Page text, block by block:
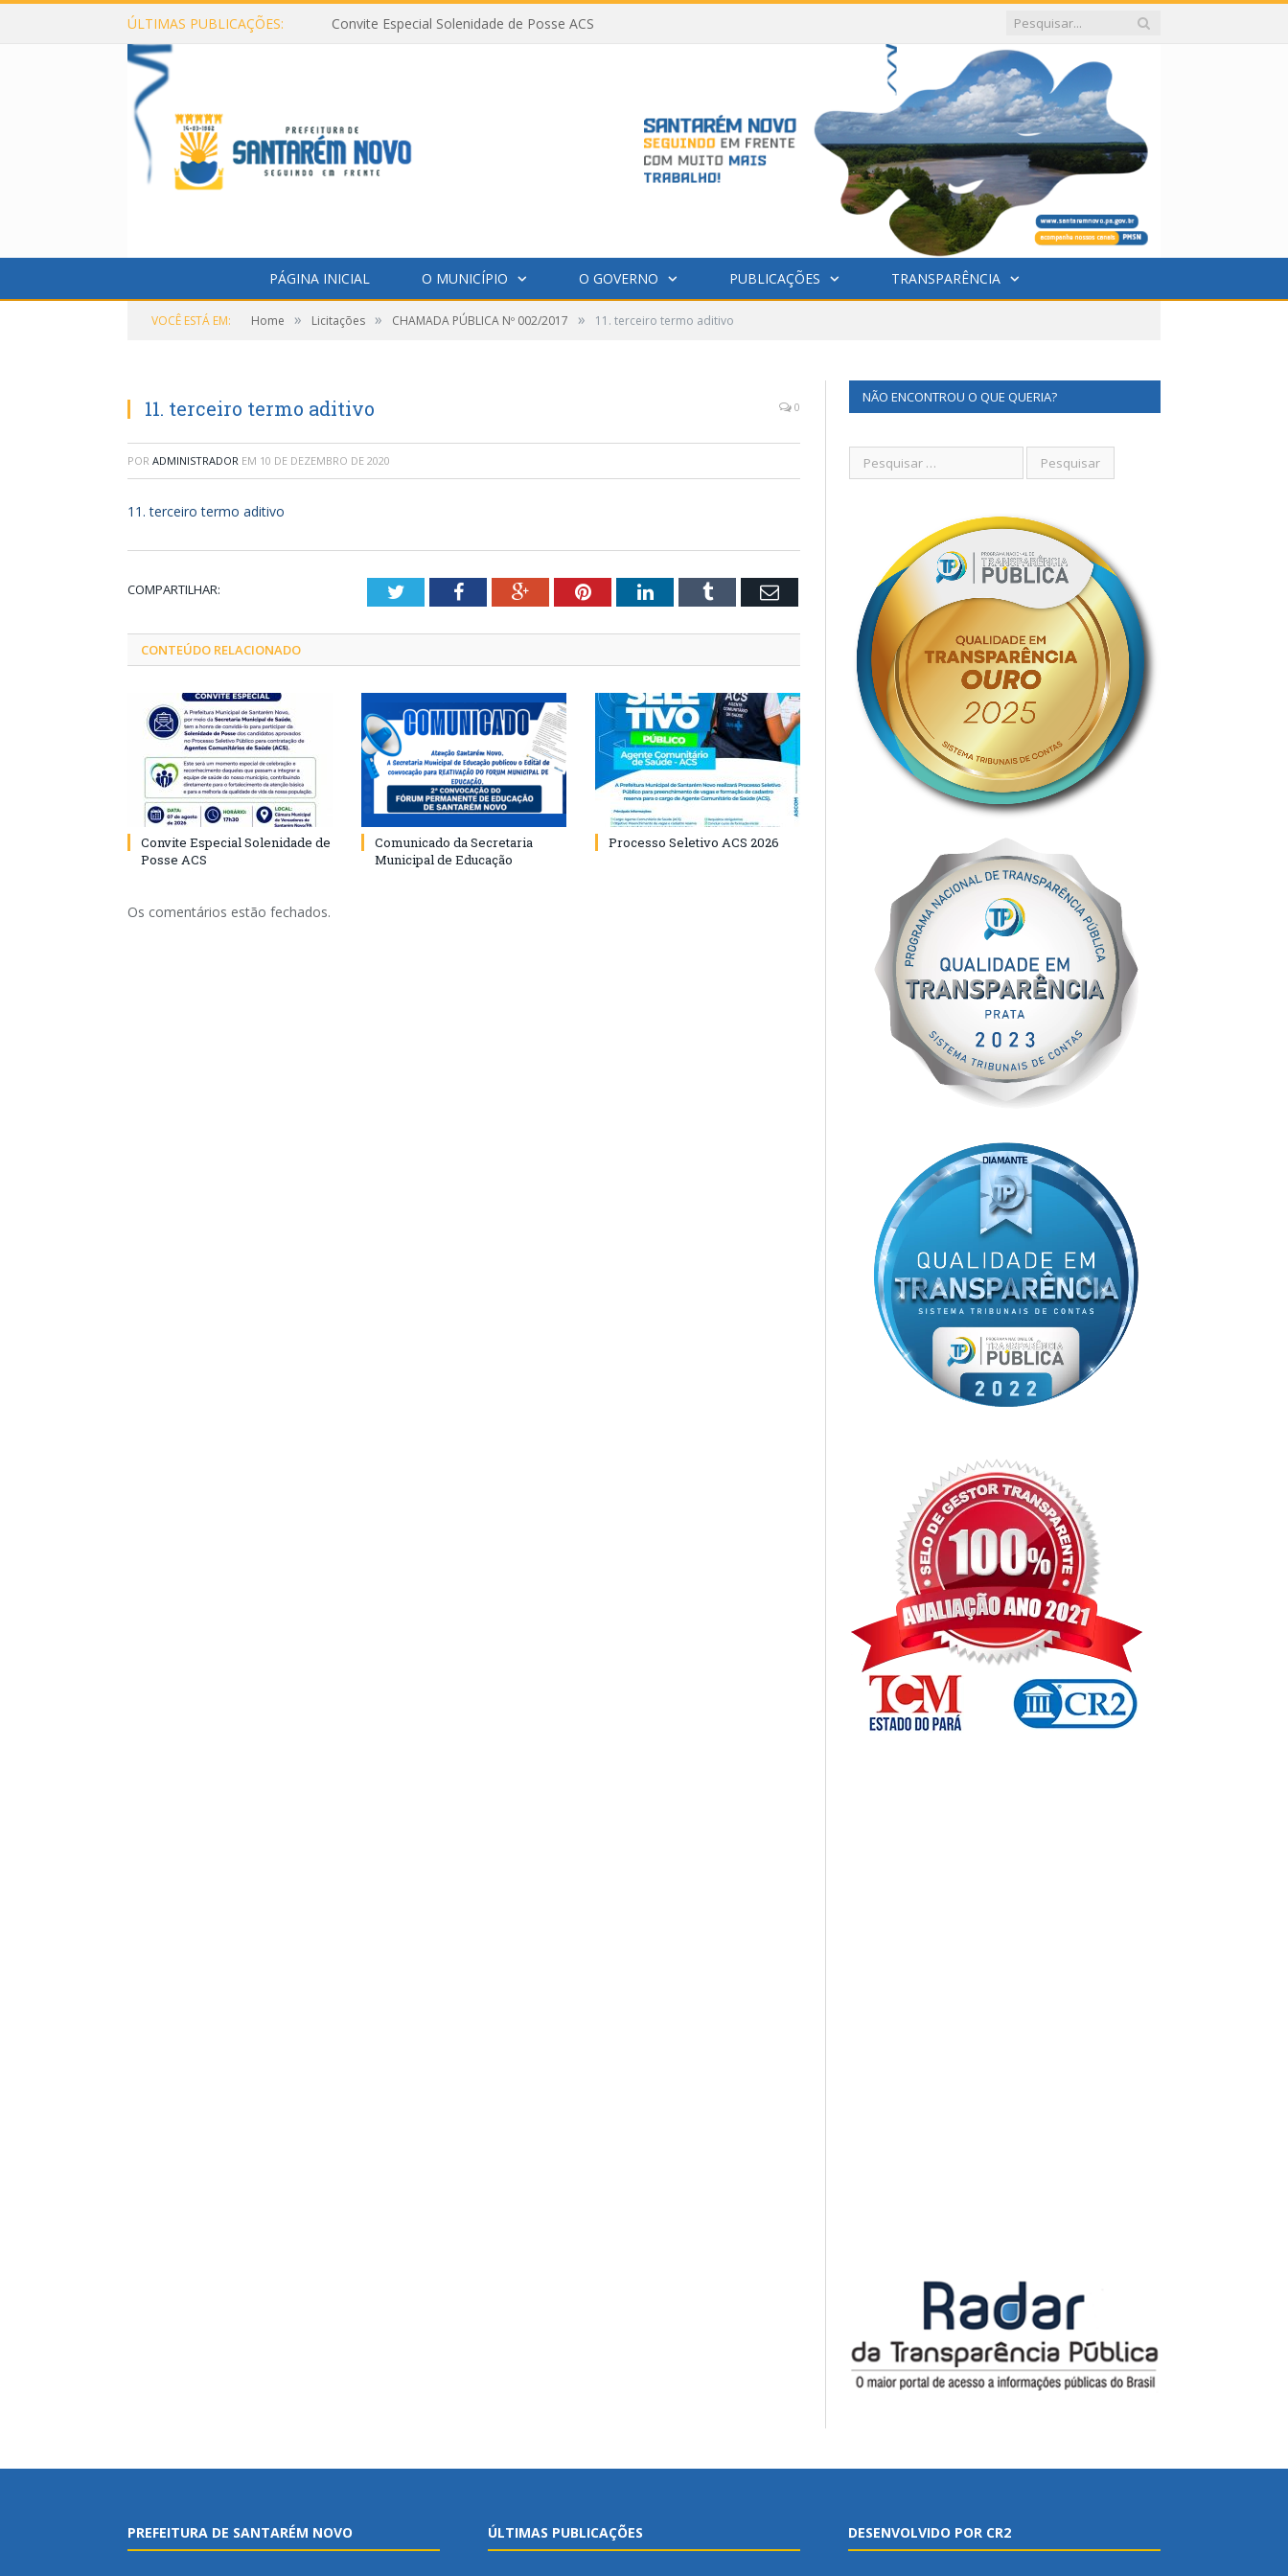
ÚLTIMAS PUBLICAÇÕES: Convite Especial Solenidade de Posse ACS
PÁGINA INICIAL O MUNICÍPIO O GOVERNO PUBLICAÇÕES TRANSPARÊNCIA
VOCÊ ESTÁ EM: Home » Licitações » CHAMADA PÚBLICA Nº 002/2017 » 11. terceiro termo aditivo
11. terceiro termo aditivo 0
POR ADMINISTRADOR EM 10 DE DEZEMBRO DE 2020
11. terceiro termo aditivo
COMPARTILHAR: TwitterFacebookGoogle+PinterestLinkedInTumblr Email
CONTEÚDO RELACIONADO
Convite Especial Solenidade de
Posse ACS
Comunicado da Secretaria
Municipal de Educação
Processo Seletivo ACS 2026
Os comentários estão fechados.
NÃO ENCONTROU O QUE QUERIA?
PREFEITURA DE SANTARÉM NOVO ÚLTIMAS PUBLICAÇÕES DESENVOLVIDO POR CR2